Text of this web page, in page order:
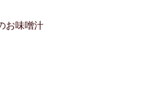
お味噌汁